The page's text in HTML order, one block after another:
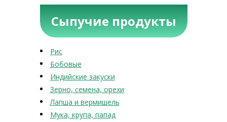
Сыпучие продукты
Рис
Бобовые
Индийские закуски
Зерно, семена, орехи
Лапша и вермишель
Мука, крупа, папад